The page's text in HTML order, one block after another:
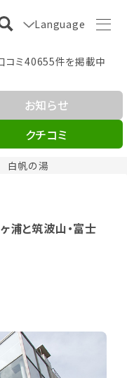
Language
コミ40655件を掲載中
白帆の湯
お知らせ
クチコミ
浦と筑波山・富士